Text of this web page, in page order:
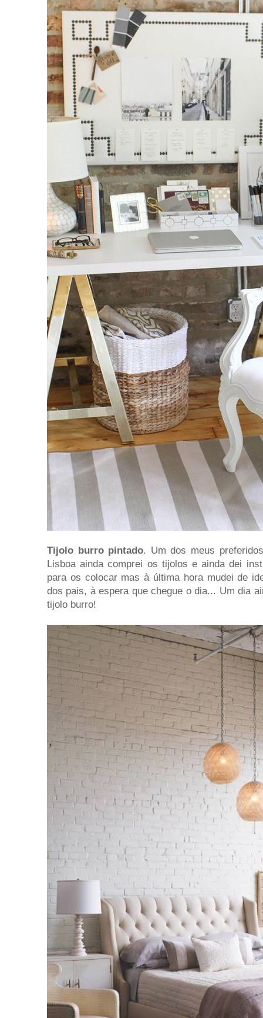
Tijolo burro pintado. Um dos meus
Lisboa ainda comprei os tijolos e ainda dei
para os colocar mas à última hora mudei de
dos pais, à espera que chegue o dia... Um dia
tijolo burro!